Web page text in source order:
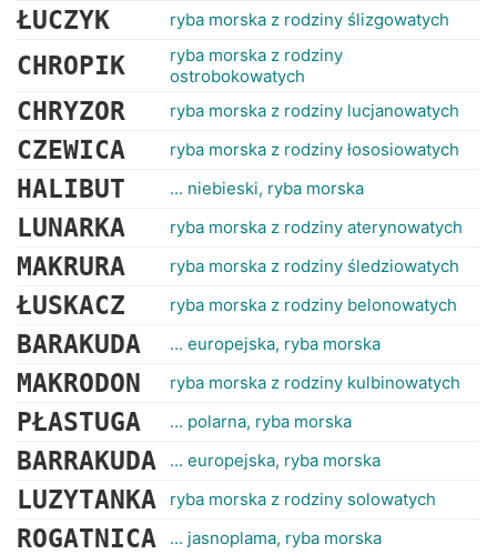
ŁUCZYK ryba morska z rodziny ślizgowatych
CHROPIK
ryba morska z rodziny
ostrobokowatych
CHRYZOR ryba morska z rodziny lucjanowatych
CZEWICA ryba morska z rodziny łososiowatych
HALIBUT ... niebieski, ryba morska
LUNARKA ryba morska z rodziny aterynowatych
MAKRURA ryba morska z rodziny śledziowatych
ŁUSKACZ ryba morska z rodziny belonowatych
BARAKUDA ... europejska, ryba morska
MAKRODON ryba morska z rodziny kulbinowatych
PŁASTUGA ... polarna, ryba morska
BARRAKUDA ... europejska, ryba morska
LUZYTANKA ryba morska z rodziny solowatych
ROGATNICA ... jasnoplama, ryba morska